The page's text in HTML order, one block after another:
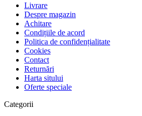
Livrare
Despre magazin
Achitare
Condițiile de acord
Politica de confidențialitate
Cookies
Contact
Returnări
Harta sitului
Oferte speciale
Categorii